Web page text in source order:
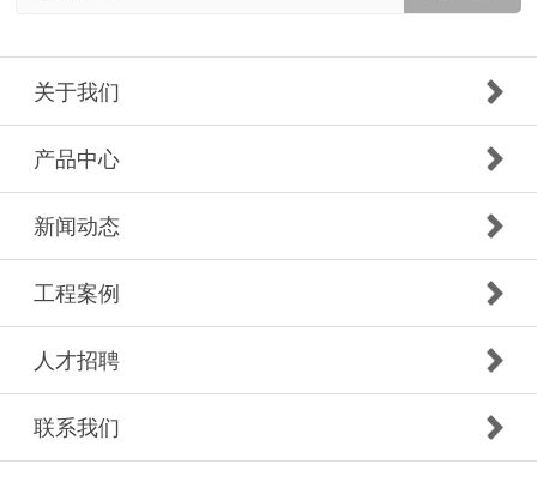
关于我们
产品中心
新闻动态
工程案例
人才招聘
联系我们